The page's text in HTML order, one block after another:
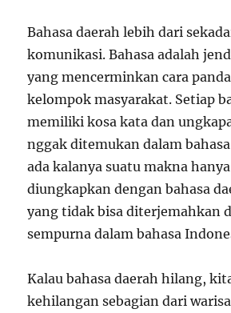
Bahasa daerah lebih dari
komunikasi. Bahasa adalah
yang mencerminkan cara
kelompok masyarakat. Setiap
memiliki kosa kata dan
nggak ditemukan dalam
ada kalanya suatu makna
diungkapkan dengan bahasa
yang tidak bisa diterjemahkan
sempurna dalam bahasa
Kalau bahasa daerah hilang,
kehilangan sebagian dari